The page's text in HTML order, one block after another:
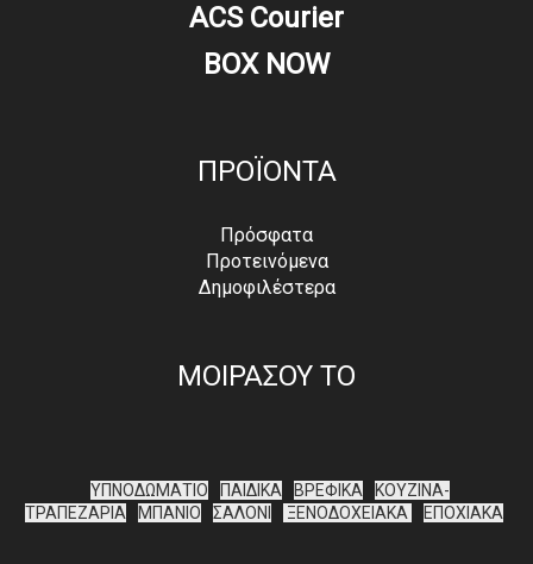
ACS Courier
BOX NOW
ΠΡΟΪΟΝΤΑ
Πρόσφατα
Προτεινόμενα
Δημοφιλέστερα
ΜΟΙΡΑΣΟΥ ΤΟ
ΥΠΝΟΔΩΜΑΤΙΟ ΠΑΙΔΙΚΑ ΒΡΕΦΙΚΑ
ΚΟΥΖΙΝΑ-
ΤΡΑΠΕΖΑΡΙΑ
ΜΠΑΝΙΟ ΣΑΛΟΝΙ ΞΕΝΟΔΟΧΕΙΑΚΑ ΕΠΟΧΙΑΚΑ